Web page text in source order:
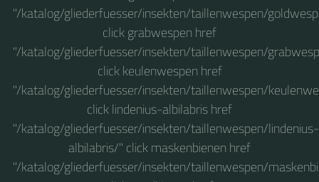
"/katalog/gliederfuesser/insekten/taillenwespen/
click grabwespen href
"/katalog/gliederfuesser/insekten/taillenwespen/
click keulenwespen href
"/katalog/gliederfuesser/insekten/taillenwespen/
click lindenius-albilabris href
"/katalog/gliederfuesser/insekten/taillenwespen/lindenius-
albilabris/" click maskenbienen href
"/katalog/gliederfuesser/insekten/taillenwespen/